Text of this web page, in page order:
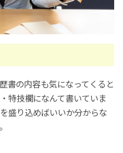
書の内容も気になってくると
特技欄になんて書いていま
盛り込めばいいか分からな